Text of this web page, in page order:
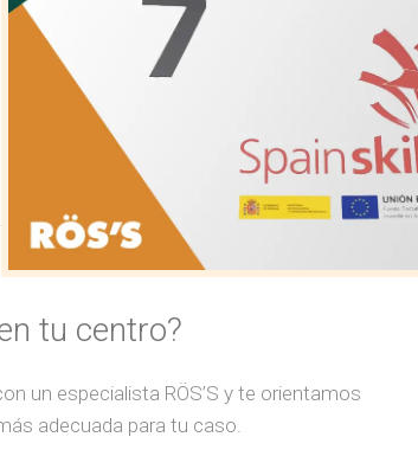
tu centro?
un especialista RÖS’S y te orientamos
adecuada para tu caso.